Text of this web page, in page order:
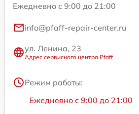
Ежедневно с 9:00 до 21:00
info@pfaff-repair-center.ru
ул. Ленина, 23
Адрес сервисного центра Pfaff
Режим работы:
Ежедневно с 9:00 до 21:00